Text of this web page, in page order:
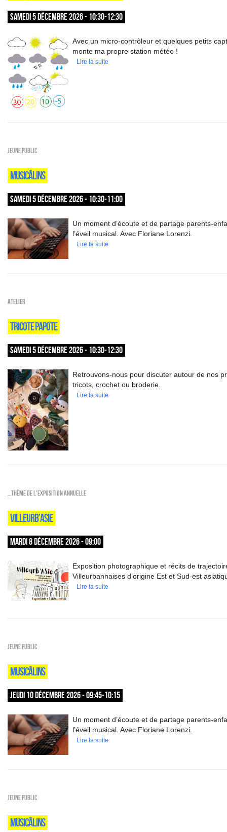
SAMEDI 5 DÉCEMBRE 2026 - 10:30-12:30
Avec un micro-contrôleur et quelques petits
monte ma propre station météo !
Lire la suite
Jeune public
MUSICÂLINS
SAMEDI 5 DÉCEMBRE 2026 - 10:30-11:00
Un moment d’écoute et de partage parents-
l’éveil musical. Avec Floriane Lorenzi.
Lire la suite
Atelier
TRICOTE PAPOTE
SAMEDI 5 DÉCEMBRE 2026 - 10:30-12:30
Retrouvons-nous pour discuter autour de nos
tricots, crochet ou broderie.
Lire la suite
_Thème de l'exposition annuelle
VILLEURB’ASIE
MARDI 8 DÉCEMBRE 2026 - 09:00
Exposition photographique et récits de
Villeurbannaises d’origine Est et Sud-est
Lire la suite
Jeune public
MUSICÂLINS
JEUDI 10 DÉCEMBRE 2026 - 09:45-10:15
Un moment d’écoute et de partage parents-
l’éveil musical. Avec Floriane Lorenzi.
Lire la suite
Jeune public
MUSICÂLINS